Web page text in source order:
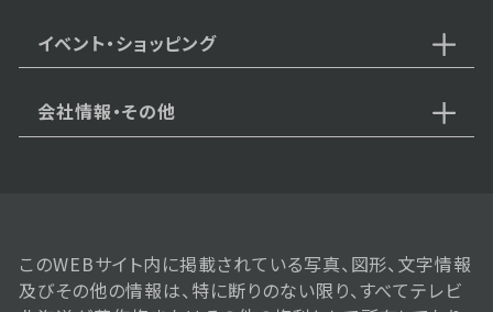
イベント・ショッピング
会社情報・その他
このWEBサイト内に掲載されている写真、図形、文字情報
及びその他の情報は、特に断りのない限り、すべてテレビ